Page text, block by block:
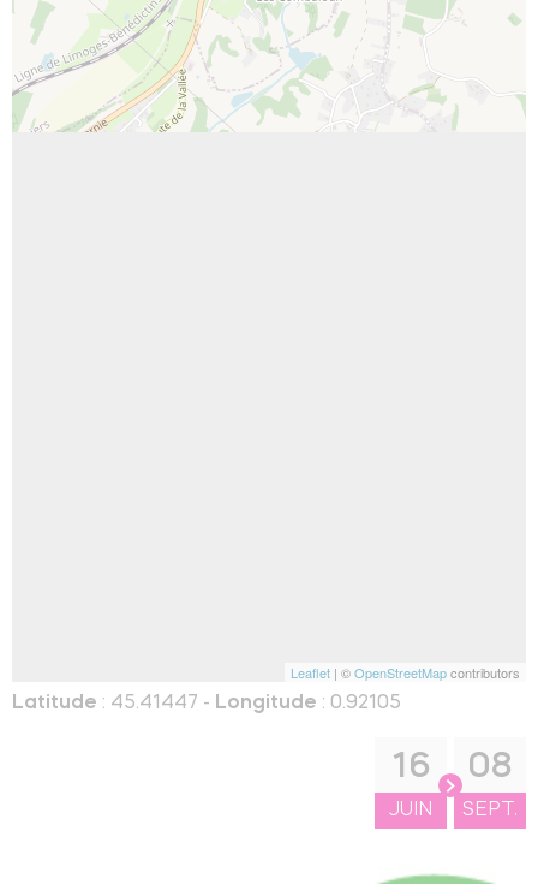
Leaflet | ©OpenStreetMapcontributors
Latitude : 45.41447 - Longitude : 0.92105
16
JUIN
08
SEPT.